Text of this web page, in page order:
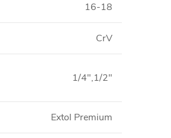
16-18
CrV
1/4",1/2"
Extol Premium